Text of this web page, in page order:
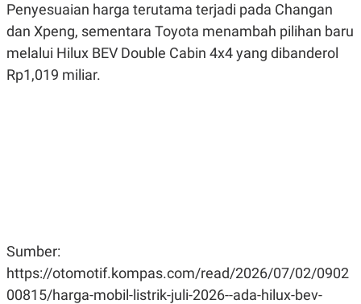
Penyesuaian harga terutama terjadi pada Changan
dan Xpeng, sementara Toyota menambah pilihan baru
melalui Hilux BEV Double Cabin 4x4 yang dibanderol
Rp1,019 miliar.
Sumber:
https://otomotif.kompas.com/read/2026/07/02/0902
00815/harga-mobil-listrik-juli-2026--ada-hilux-bev-